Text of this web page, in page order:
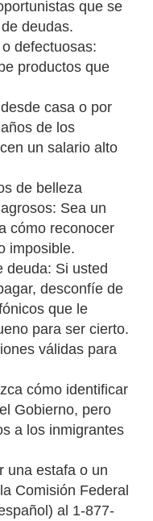
que se
deudas.
defectuosas:
productos que
casa o por
de los
un salario alto
de belleza
Sea un
cómo reconocer
imposible.
deuda: Si usted
desconfíe de
que le
para ser cierto.
válidas para
cómo identificar
Gobierno, pero
a los inmigrantes
una estafa o un
Comisión Federal
al 1-877-